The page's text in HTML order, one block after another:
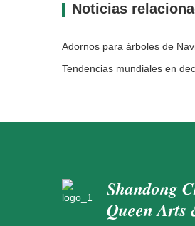
Noticias
Shandong
Queen Arts